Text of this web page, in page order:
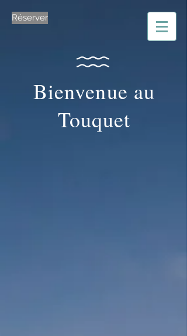
Réserver
Bienvenue au
Touquet